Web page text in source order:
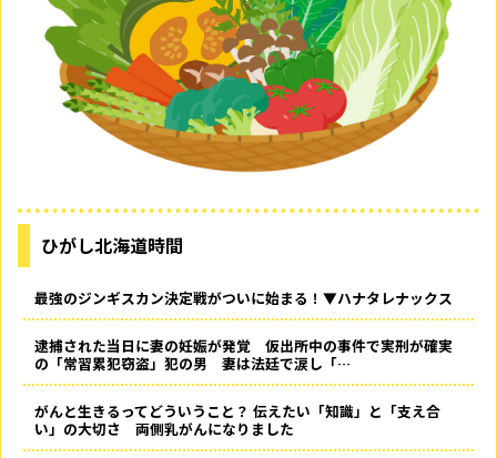
ひがし北海道時間
最強のジンギスカン決定戦がついに始まる！▼ハナタレナックス
逮捕された当日に妻の妊娠が発覚 仮出所中の事件で実刑が確実
の「常習累犯窃盗」犯の男 妻は法廷で涙し「…
がんと生きるってどういうこと？ 伝えたい「知識」と「支え合
い」の大切さ 両側乳がんになりました